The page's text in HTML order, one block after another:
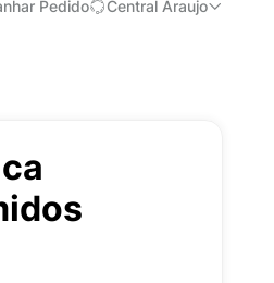
Pedido Central Araujo